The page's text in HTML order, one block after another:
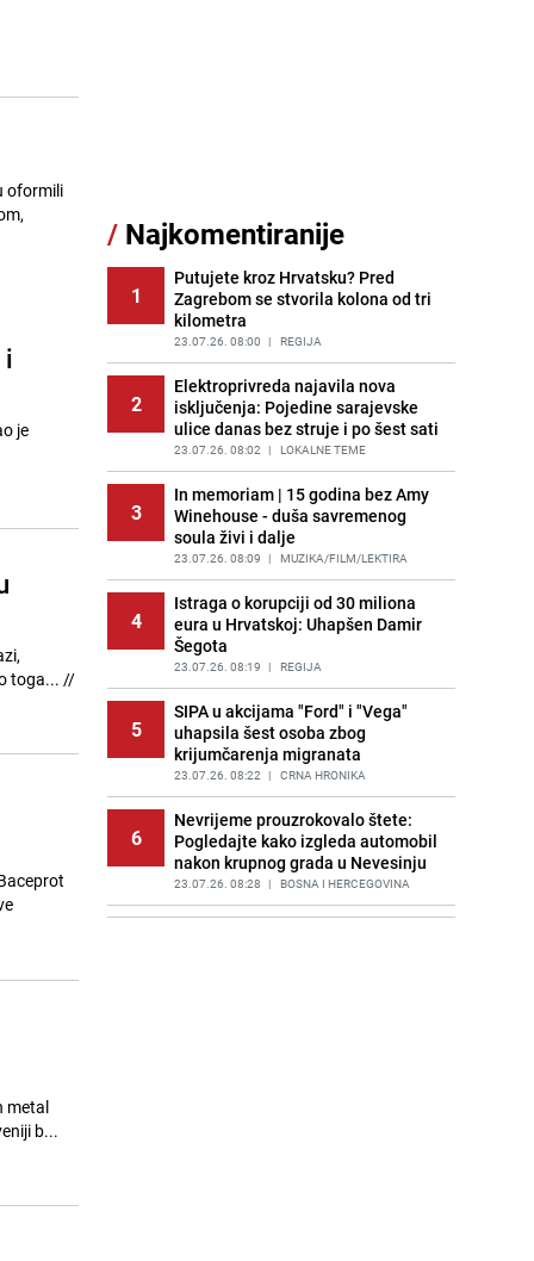
oformili
i
je
//
metal
b...
11
KS opkolili zgradu
LOKALNE TEME
12
Pijana sjela za volan: Osiguranje
odbilo isplatu štete na vozilu koje je
slupala Anja Ljubojević
PRIJE 1 DAN | BOSNA I HERCEGOVINA
13
Šta se dešava u sarajevskom
naselju Vraca? Policija zaprimila
dojavu, izašli na teren
PRIJE 2 DANA | CRNA HRONIKA
14
Uklonite kamenac sa slavina u
kupatilu: Dovoljna je ova smjesa
PRIJE 2 DANA | ŽIVOT I STIL
15
Znate li šta Dino Merlin pojede prije
izlaska na scenu? Njegov ritual
iznenadio mnoge
PRIJE OKO 21H SHOWBIZ
/ Najkomentiranije
1
Putujete kroz Hrvatsku? Pred
Zagrebom se stvorila kolona od tri
kilometra
23.07.26. 08:00 | REGIJA
2
Elektroprivreda najavila nova
isključenja: Pojedine sarajevske
ulice danas bez struje i po šest sati
23.07.26. 08:02 | LOKALNE TEME
3
In memoriam | 15 godina bez Amy
Winehouse - duša savremenog
soula živi i dalje
23.07.26. 08:09 | MUZIKA/FILM/LEKTIRA
4
Istraga o korupciji od 30 miliona
eura u Hrvatskoj: Uhapšen Damir
Šegota
23.07.26. 08:19 | REGIJA
5
SIPA u akcijama "Ford" i "Vega"
uhapsila šest osoba zbog
krijumčarenja migranata
23.07.26. 08:22 | CRNA HRONIKA
6
Nevrijeme prouzrokovalo štete:
Pogledajte kako izgleda automobil
nakon krupnog grada u Nevesinju
23.07.26. 08:28 | BOSNA I HERCEGOVINA